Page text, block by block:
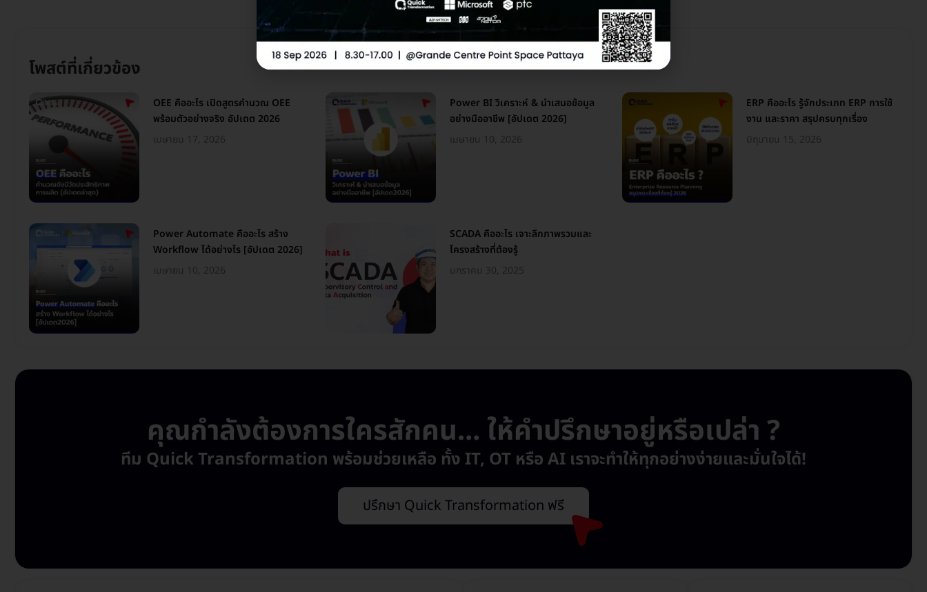
โพสต์ที่เกี่ยวข้อง
OEE คืออะไร เปิดสูตรคำนวณ OEE
พร้อมตัวอย่างจริง อัปเดต 2026
เมษายน 17, 2026
Power BI วิเคราะห์ & นำเสนอข้อมูล
อย่างมืออาชีพ [อัปเดต 2026]
เมษายน 10, 2026
ERP คืออะไร รู้จักประเภท ERP การใช้
งาน และราคา สรุปครบทุกเรื่อง
มิถุนายน 15, 2026
Power Automate คืออะไร สร้าง
Workflow ได้อย่างไร [อัปเดต 2026]
เมษายน 10, 2026
SCADA คืออะไร เจาะลึกภาพรวมและ
โครงสร้างที่ต้องรู้
มกราคม 30, 2025
คุณกำลังต้องการใครสักคน... ให้คำปรึกษาอยู่หรือเปล่า ?
ทีม Quick Transformation พร้อมช่วยเหลือ ทั้ง IT, OT หรือ AI เราจะทำให้ทุกอย่างง่ายและมั่นใจได้!
ปรึกษา Quick Transformation ฟรี